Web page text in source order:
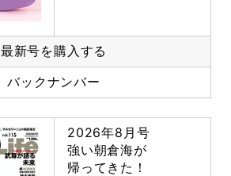
最新号を購入する
バックナンバー
2026年8月号
強い朝倉海が
帰ってきた！